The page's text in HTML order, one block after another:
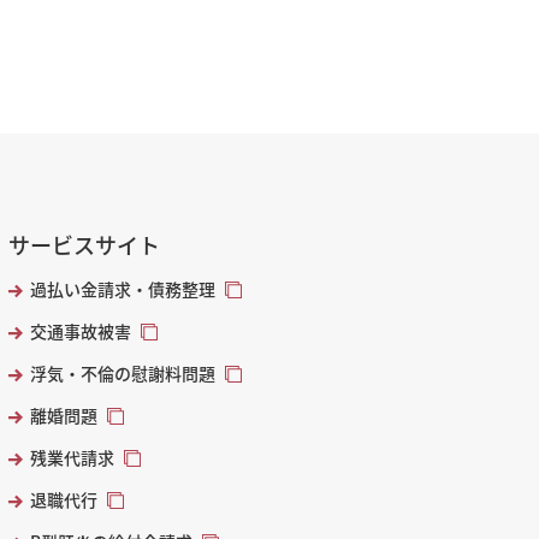
サービスサイト
過払い金請求・債務整理
交通事故被害
浮気・不倫の慰謝料問題
離婚問題
残業代請求
退職代行